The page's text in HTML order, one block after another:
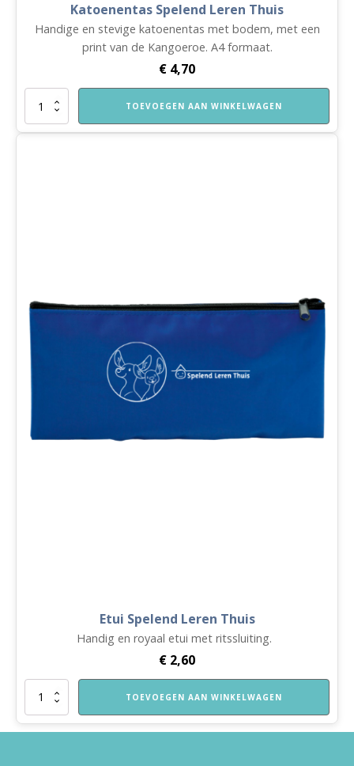
Katoenentas Spelend Leren Thuis
Handige en stevige katoenentas met bodem, met een
print van de Kangoeroe. A4 formaat.
€ 4,70
Katoenentas
Leren
TOEVOEGEN AAN WINKELWAGEN
Etui Spelend Leren Thuis
Handig en royaal etui met ritssluiting.
€ 2,60
Etui
Leren
TOEVOEGEN AAN WINKELWAGEN